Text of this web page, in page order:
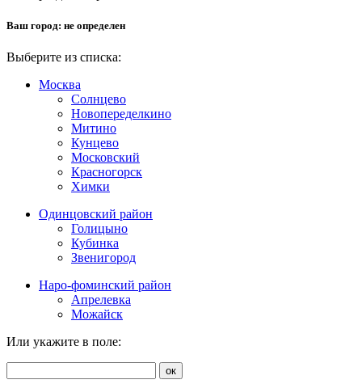
Ваш город: не определен
Выберите из списка:
Москва
Солнцево
Новопеределкино
Митино
Кунцево
Московский
Красногорск
Химки
Одинцовский район
Голицыно
Кубинка
Звенигород
Наро-фоминский район
Апрелевка
Можайск
Или укажите в поле:
ок